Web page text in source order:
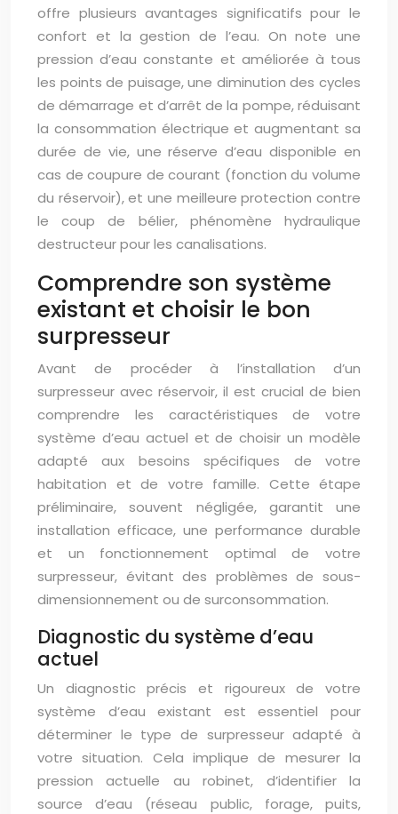
offre plusieurs avantages significatifs pour le
confort et la gestion de l’eau. On note une
pression d’eau constante et améliorée à tous
les points de puisage, une diminution des cycles
de démarrage et d’arrêt de la pompe, réduisant
la consommation électrique et augmentant sa
durée de vie, une réserve d’eau disponible en
cas de coupure de courant (fonction du volume
du réservoir), et une meilleure protection contre
le coup de bélier, phénomène hydraulique
destructeur pour les canalisations.
Comprendre son système
existant et choisir le bon
surpresseur
Avant de procéder à l’installation d’un
surpresseur avec réservoir, il est crucial de bien
comprendre les caractéristiques de votre
système d’eau actuel et de choisir un modèle
adapté aux besoins spécifiques de votre
habitation et de votre famille. Cette étape
préliminaire, souvent négligée, garantit une
installation efficace, une performance durable
et un fonctionnement optimal de votre
surpresseur, évitant des problèmes de sous-
dimensionnement ou de surconsommation.
Diagnostic du système d’eau
actuel
Un diagnostic précis et rigoureux de votre
système d’eau existant est essentiel pour
déterminer le type de surpresseur adapté à
votre situation. Cela implique de mesurer la
pression actuelle au robinet, d’identifier la
source d’eau (réseau public, forage, puits,